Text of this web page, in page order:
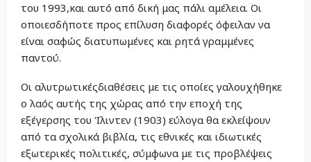
του 1993,και αυτό από δική μας πάλι αμέλεια. Οι
οποιεσδήποτε προς επίλυση διαφορές όφειλαν να
είναι σαφώς διατυπωμένες και ρητά γραμμένες
παντού.
Οι αλυτρωτικέςδιαθέσεις με τις οποίες γαλουχήθηκε
ο λαός αυτής της χώρας από την εποχή της
εξέγερσης του Ίλιντεν (1903) εύλογα θα εκλείψουν
από τα σχολικά βιβλία, τις εθνικές και ιδιωτικές
εξωτερικές πολιτικές, σύμφωνα με τις προβλέψεις